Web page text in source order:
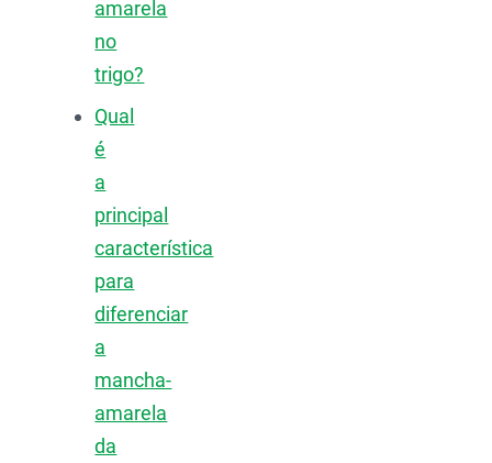
amarela
no
trigo?
Qual
é
a
principal
característica
para
diferenciar
a
mancha-
amarela
da